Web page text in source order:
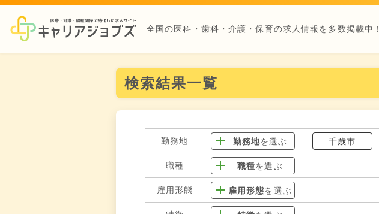
全国の医科・歯科・介護・保育の求人情報を多数掲載中！
検索結果一覧
勤務地 勤務地を選ぶ 千歳市
職種 職種を選ぶ
雇用形態 雇用形態を選ぶ